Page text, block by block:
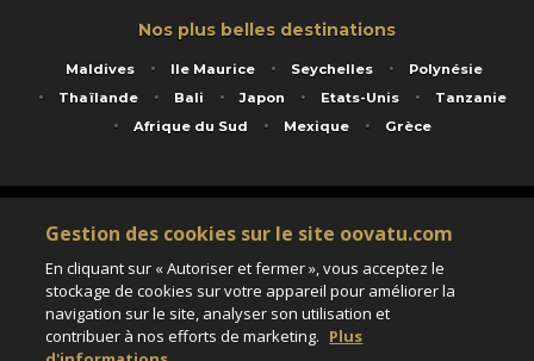
Nos plus belles destinations
Maldives Ile Maurice Seychelles
Polynésie
Thaïlande
Bali Japon Etats-Unis
Tanzanie
Afrique du Sud
Mexique Grèce
Service animé par Nautil Voyages - 22 rue Georges Picquart 75017 Paris - S.A.S
au capital de 155 696 euros - RCS Paris B 423 671 973 - Code APE 7911Z
Matricule Atout France IM075100020 - Garantie financière Groupama - Agrément IATA
Assurance responsabilité civile et professionnelle HISCOX RCP0081066
Gestion des cookies sur le site oovatu.com
En cliquant sur « Autoriser et fermer », vous acceptez le
stockage de cookies sur votre appareil pour améliorer la
navigation sur le site, analyser son utilisation et
contribuer à nos efforts de marketing. Plus